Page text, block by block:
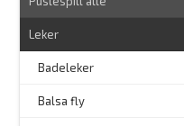
Leker
Badeleker
Balsa fly